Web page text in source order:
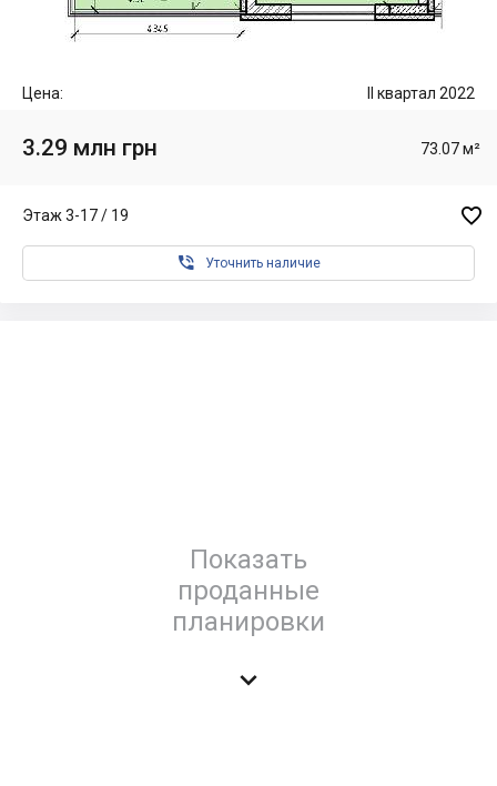
Цена: II квартал 2022
3.29 млн грн 73.07 м²
Этаж 3-17 / 19 
 Уточнить наличие
Показать
проданные
планировки
